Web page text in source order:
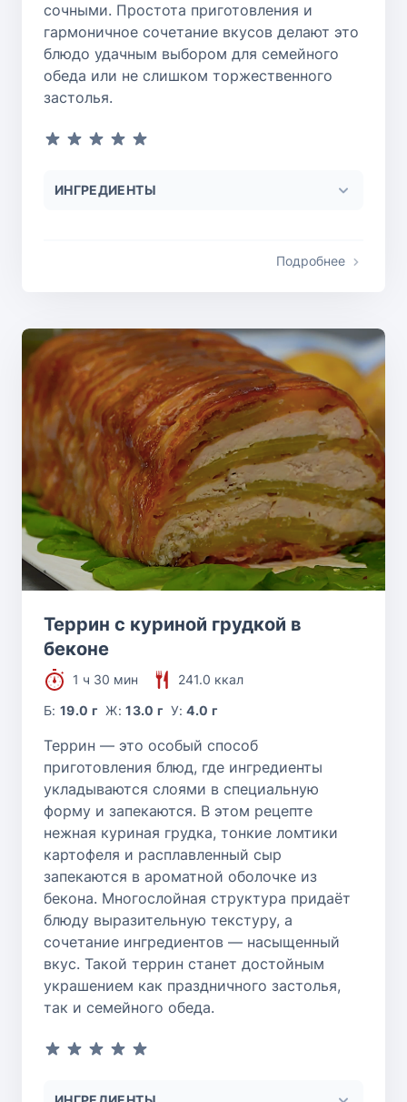
сочными. Простота приготовления и
гармоничное сочетание вкусов делают это
блюдо удачным выбором для семейного
обеда или не слишком торжественного
застолья.
ИНГРЕДИЕНТЫ
Подробнее
Террин с куриной грудкой в
беконе
1 ч 30 мин
241.0 ккал
Б:19.0 г Ж:13.0 г У:4.0 г
Террин — это особый способ
приготовления блюд, где ингредиенты
укладываются слоями в специальную
форму и запекаются. В этом рецепте
нежная куриная грудка, тонкие ломтики
картофеля и расплавленный сыр
запекаются в ароматной оболочке из
бекона. Многослойная структура придаёт
блюду выразительную текстуру, а
сочетание ингредиентов — насыщенный
вкус. Такой террин станет достойным
украшением как праздничного застолья,
так и семейного обеда.